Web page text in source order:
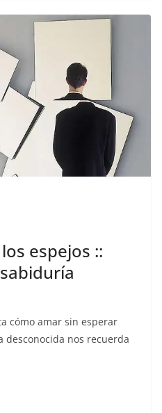
espejos ::
cómo amar sin esperar
desconocida nos recuerda